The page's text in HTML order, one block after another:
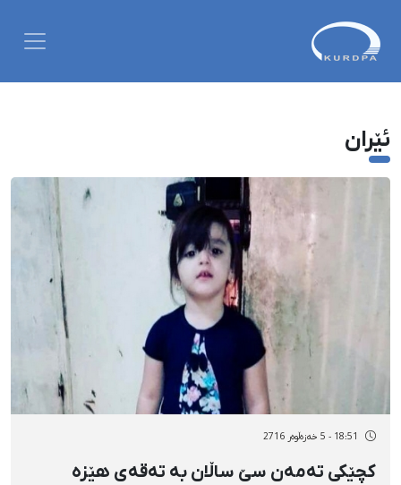
ئێران
18:51 - 5 خەزەڵوەر 2716
کچێکی تەمەن سێ ساڵان بە تەقەی ‌هێزە